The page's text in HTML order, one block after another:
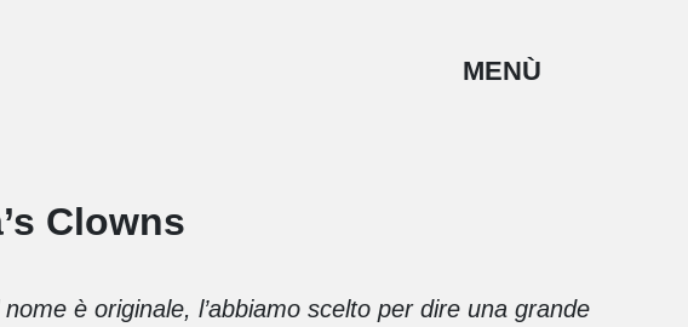
MENÙ
Clowns
nome è originale, l’abbiamo scelto per dire una grande